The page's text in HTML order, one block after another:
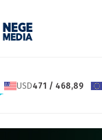
USD471 / 468,89